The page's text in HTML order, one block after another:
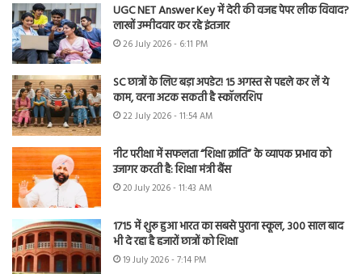
UGC NET Answer Key में देरी की वजह पेपर लीक विवाद?
लाखों उम्मीदवार कर रहे इंतजार
26 July 2026 - 6:11 PM
SC छात्रों के लिए बड़ा अपडेट! 15 अगस्त से पहले कर लें ये
काम, वरना अटक सकती है स्कॉलरशिप
22 July 2026 - 11:54 AM
नीट परीक्षा में सफलता “शिक्षा क्रांति” के व्यापक प्रभाव को
उजागर करती है: शिक्षा मंत्री बैंस
20 July 2026 - 11:43 AM
1715 में शुरू हुआ भारत का सबसे पुराना स्कूल, 300 साल बाद
भी दे रहा है हजारों छात्रों को शिक्षा
19 July 2026 - 7:14 PM